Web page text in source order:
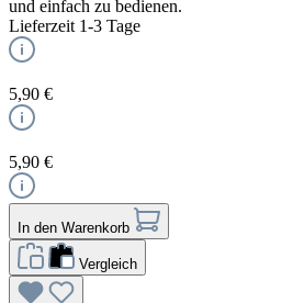
und einfach zu bedienen.
Lieferzeit 1-3 Tage
5,90 €
5,90 €
In den Warenkorb
Vergleich